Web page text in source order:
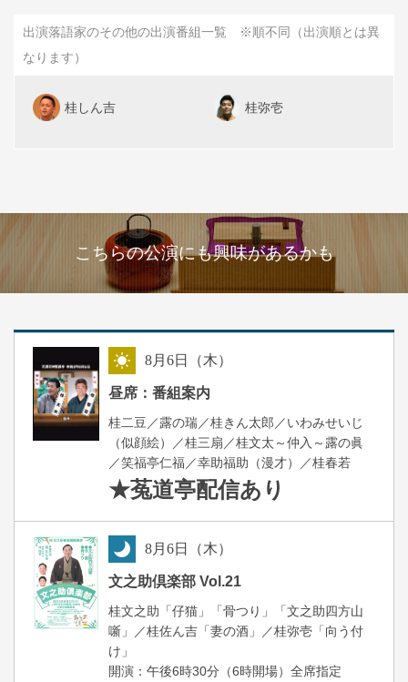
出演落語家のその他の出演番組一覧 ※順不同（出演順とは異
なります）
桂しん吉 桂弥壱
こちらの公演にも興味があるかも
8月6日（木）
昼席：番組案内
桂二豆／露の瑞／桂きん太郎／いわみせいじ
（似顔絵）／桂三扇／桂文太～仲入～露の眞
／笑福亭仁福／幸助福助（漫才）／桂春若
★菟道亭配信あり
8月6日（木）
文之助倶楽部 Vol.21
桂文之助「仔猫」「骨つり」「文之助四方山
噺」／桂佐ん吉「妻の酒」／桂弥壱「向う付
け」
開演：午後6時30分（6時開場）全席指定